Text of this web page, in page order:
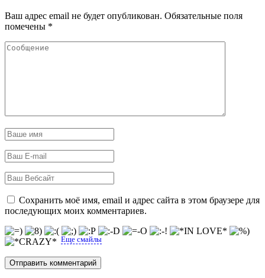
Ваш адрес email не будет опубликован. Обязательные поля
помечены *
Сохранить моё имя, email и адрес сайта в этом браузере для
последующих моих комментариев.
Еще смайлы